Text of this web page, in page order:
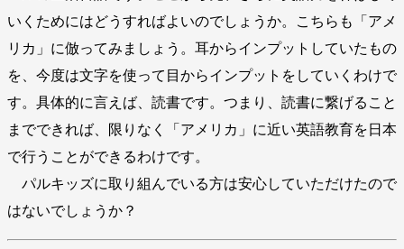
いくためにはどうすればよいのでしょうか。こちらも「アメ
リカ」に倣ってみましょう。耳からインプットしていたもの
を、今度は文字を使って目からインプットをしていくわけで
す。具体的に言えば、読書です。つまり、読書に繋げること
までできれば、限りなく「アメリカ」に近い英語教育を日本
で行うことができるわけです。
パルキッズに取り組んでいる方は安心していただけたので
はないでしょうか？